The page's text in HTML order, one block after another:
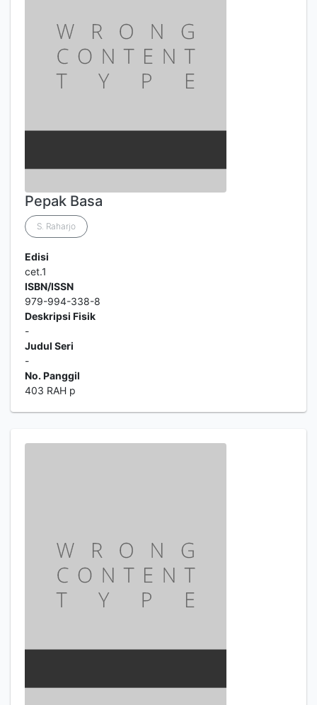
Pepak Basa
S. Raharjo
Edisi
cet.1
ISBN/ISSN
979-994-338-8
Deskripsi Fisik
-
Judul Seri
-
No. Panggil
403 RAH p